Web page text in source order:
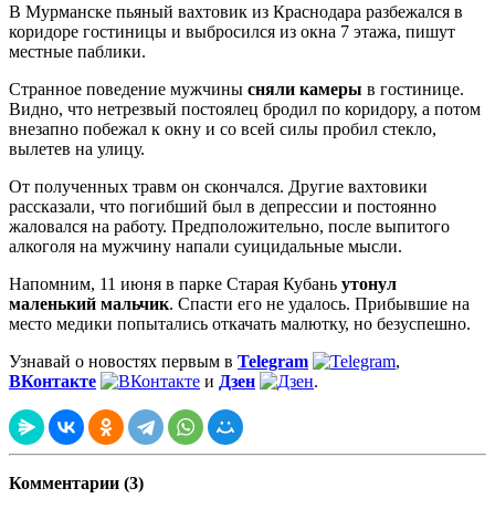
В Мурманске пьяный вахтовик из Краснодара разбежался в
коридоре гостиницы и выбросился из окна 7 этажа, пишут
местные паблики.
Странное поведение мужчины сняли камеры в гостинице.
Видно, что нетрезвый постоялец бродил по коридору, а потом
внезапно побежал к окну и со всей силы пробил стекло,
вылетев на улицу.
От полученных травм он скончался. Другие вахтовики
рассказали, что погибший был в депрессии и постоянно
жаловался на работу. Предположительно, после выпитого
алкоголя на мужчину напали суицидальные мысли.
Напомним, 11 июня в парке Старая Кубань утонул
маленький мальчик. Спасти его не удалось. Прибывшие на
место медики попытались откачать малютку, но безуспешно.
Узнавай о новостях первым в Telegram
,
ВКонтакте
и Дзен .
Комментарии (3)